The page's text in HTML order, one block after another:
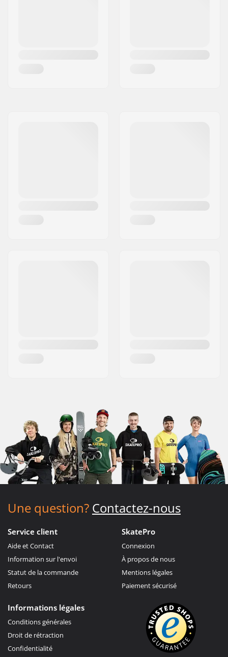
Une question? Contactez-nous
Service client
Aide et Contact
Information sur l'envoi
Statut de la commande
Retours
SkatePro
Connexion
À propos de nous
Mentions légales
Paiement sécurisé
Informations légales
Conditions générales
Droit de rétraction
Confidentialité